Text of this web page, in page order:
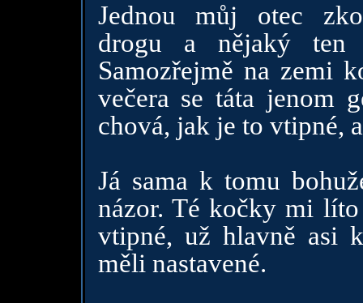
Jednou můj otec
drogu a nějaký ten
Samozřejmě na zemi
večera se táta jenom
chová, jak je to vtipné,
Já sama k tomu
názor. Té kočky mi
vtipné, už hlavně asi
měli nastavené.